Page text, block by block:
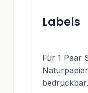
Labels
Für 1 Paar
bedruckbar.